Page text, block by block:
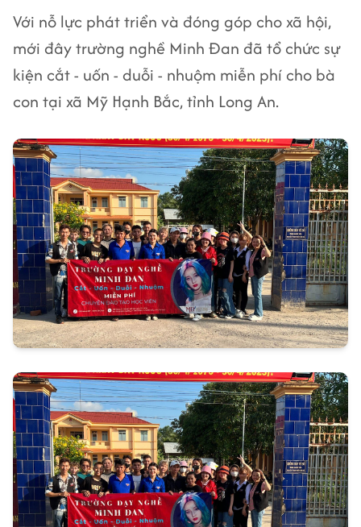
Với nỗ lực phát triển và đóng góp cho xã hội,
mới đây trường nghề Minh Đan đã tổ chức sự
kiện cắt - uốn - duỗi - nhuộm miễn phí cho bà
con tại xã Mỹ Hạnh Bắc, tỉnh Long An.